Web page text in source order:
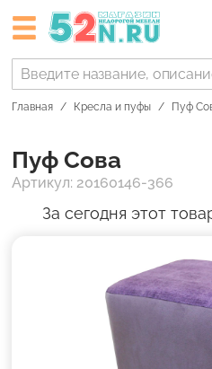
Главная Кресла и пуфы Пуф
Пуф Сова
Артикул: 20160146-366
За сегодня этот